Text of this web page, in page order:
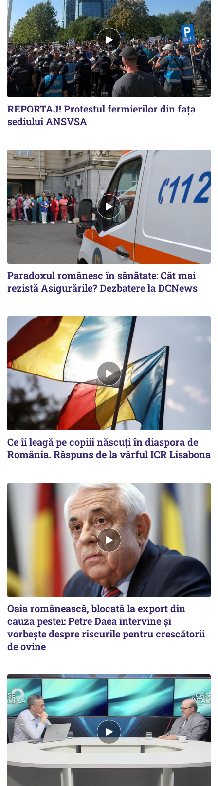
REPORTAJ! Protestul fermierilor din fața
sediului ANSVSA
Paradoxul românesc în sănătate: Cât mai
rezistă Asigurările? Dezbatere la DCNews
Ce îi leagă pe copiii născuţi în diaspora de
România. Răspuns de la vârful ICR Lisabona
Oaia românească, blocată la export din
cauza pestei: Petre Daea intervine și
vorbește despre riscurile pentru crescătorii
de ovine